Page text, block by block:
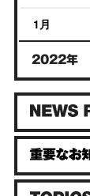
1月
2022年